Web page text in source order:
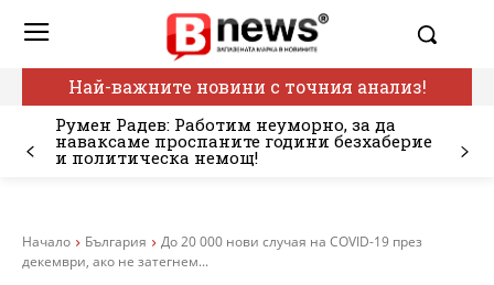
Най-важните новини с точния анализ!
Румен Радев: Работим неуморно, за да
наваксаме проспаните години безхаберие
и политическа немощ!
Начало България
До 20 000 нови случая на COVID-19 през
декември, ако не затегнем...